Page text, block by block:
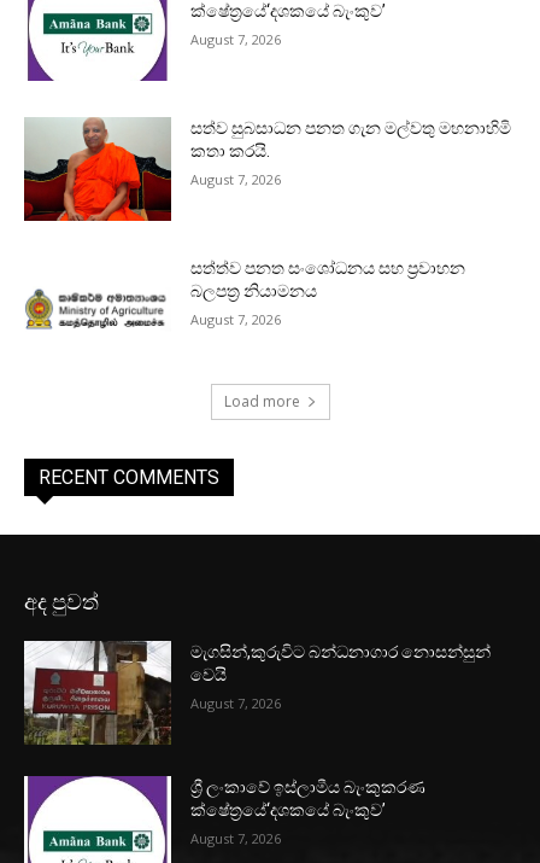
ක්ෂේත්‍රයේ‘දශකයේ බැංකුව’
August 7, 2026
සත්ව සුබසාධන පනත ගැන මල්වතු මහනාහිමි
කතා කරයි.
August 7, 2026
සත්ත්ව පනත සංශෝධනය සහ ප්‍රවාහන
බලපත්‍ර නියාමනය
August 7, 2026
Load more
RECENT COMMENTS
අද පුවත්
මැගසින්,කුරුවිට බන්ධනාගාර නොසන්සුන්
වෙයි
August 7, 2026
ශ්‍රී ලංකාවේ ඉස්ලාමීය බැංකුකරණ
ක්ෂේත්‍රයේ‘දශකයේ බැංකුව’
August 7, 2026